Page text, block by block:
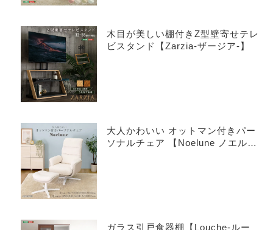
木目が美しい棚付きZ型壁寄せテレ
ビスタンド【Zarzia-ザージア-】
大人かわいい オットマン付きパー
ソナルチェア 【Noelune ノエル
ガラス引戸食器棚【Louche-ルー